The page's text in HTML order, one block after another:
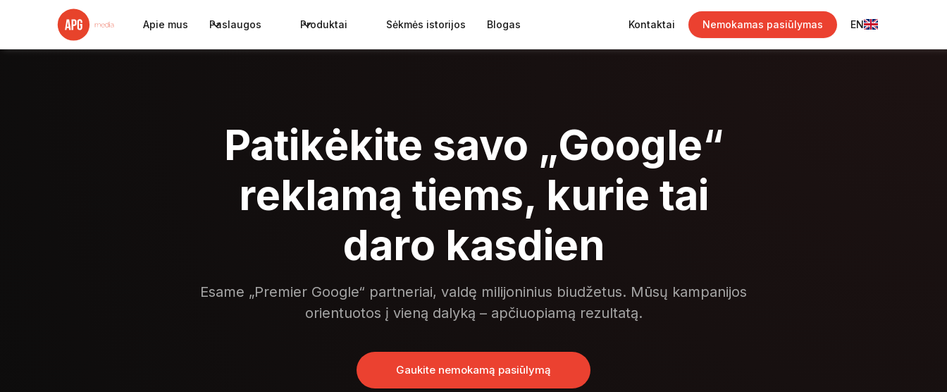
Apie mus Paslaugos Produktai Sėkmės istorijos Blogas Kontaktai Nemokamas pasiūlymas EN
Patikėkite savo „Google“
reklamą tiems, kurie tai
daro kasdien
Esame „Premier Google“ partneriai, valdę milijoninius biudžetus. Mūsų kampanijos
orientuotos į vieną dalyką – apčiuopiamą rezultatą.
Gaukite nemokamą pasiūlymą